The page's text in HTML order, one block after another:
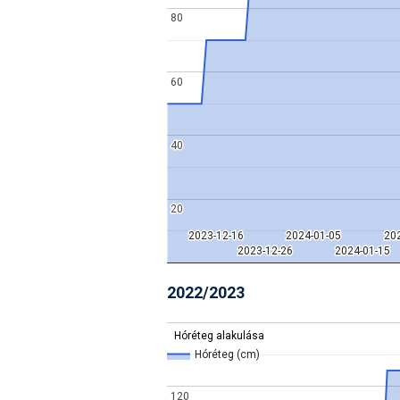
2023-12-16
2023-12-16
2023-12-26
2023-12-26
2024-01-05
2024-01-05
2024-01-15
2024-01-15
20
20
40
40
60
60
80
80
2022/2023
Hóréteg alakulása
Hóréteg alakulása
120
120
Hóréteg (cm)
Hóréteg (cm)